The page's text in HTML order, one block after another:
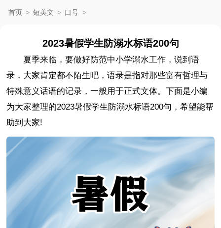
首页 > 短美文 > 口号 >
2023暑假学生防溺水标语200句
夏季来临，要做好防范中小学溺水工作，说到语
录，大家肯定都不陌生吧，语录是指对那些富有哲理与
特殊意义话语的记录，一般用于正式文体。下面是小编
为大家整理的2023暑假学生防溺水标语200句，希望能帮
助到大家!